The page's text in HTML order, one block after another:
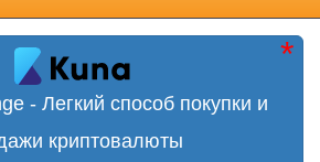
- Легкий способ покупки и
криптовалюты